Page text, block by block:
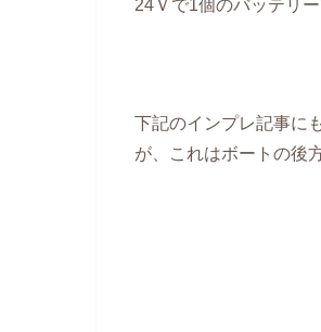
24Ｖで1個のバッテリ
下記のインプレ記事に
が、これはボートの後